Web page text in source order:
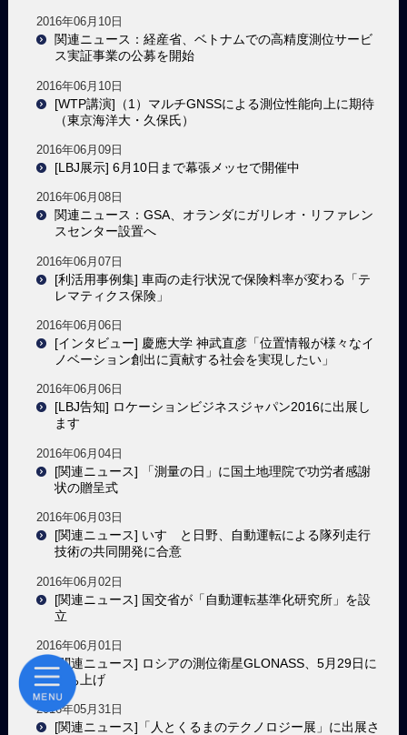
2016年06月10日
関連ニュース：経産省、ベトナムでの高精度測位サービ
ス実証事業の公募を開始
2016年06月10日
[WTP講演]（1）マルチGNSSによる測位性能向上に期待
（東京海洋大・久保氏）
2016年06月09日
[LBJ展示] 6月10日まで幕張メッセで開催中
2016年06月08日
関連ニュース：GSA、オランダにガリレオ・リファレン
スセンター設置へ
2016年06月07日
[利活用事例集] 車両の走行状況で保険料率が変わる「テ
レマティクス保険」
2016年06月06日
[インタビュー] 慶應大学 神武直彦「位置情報が様々なイ
ノベーション創出に貢献する社会を実現したい」
2016年06月06日
[LBJ告知] ロケーションビジネスジャパン2016に出展し
ます
2016年06月04日
[関連ニュース] 「測量の日」に国土地理院で功労者感謝
状の贈呈式
2016年06月03日
[関連ニュース] いすゞと日野、自動運転による隊列走行
技術の共同開発に合意
2016年06月02日
[関連ニュース] 国交省が「自動運転基準化研究所」を設
立
2016年06月01日
[関連ニュース] ロシアの測位衛星GLONASS、5月29日に
打ち上げ
2016年05月31日
[関連ニュース]「人とくるまのテクノロジー展」に出展さ